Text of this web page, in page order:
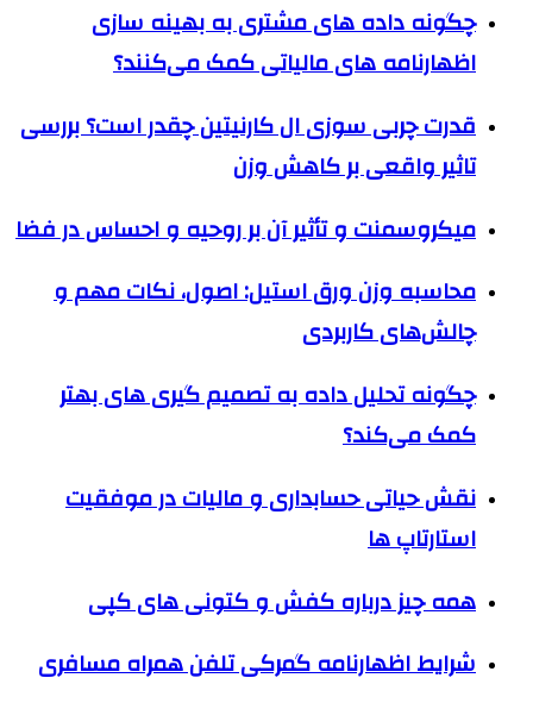
چگونه داده های مشتری به بهینه سازی
اظهارنامه های مالیاتی کمک می‌کنند؟
قدرت چربی سوزی ال کارنیتین چقدر است؟ بررسی
تاثیر واقعی بر کاهش وزن
میکروسمنت و تأثیر آن بر روحیه و احساس در فضا
محاسبه وزن ورق استیل: اصول، نکات مهم و
چالش‌های کاربردی
چگونه تحلیل داده به تصمیم گیری های بهتر
کمک می‌کند؟
نقش حیاتی حسابداری و مالیات در موفقیت
استارتاپ ها
همه چیز درباره کفش و کتونی های کپی
شرایط اظهارنامه گمرکی تلفن همراه مسافری